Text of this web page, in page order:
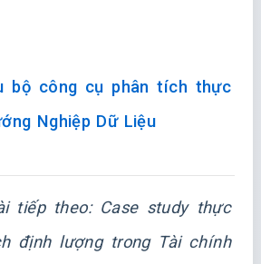
bộ công cụ phân tích thực
Nghiệp Dữ Liệu
tiếp theo: Case study thực
định lượng trong Tài chính